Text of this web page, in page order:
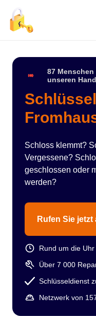
87
unseren
Schloss klemmt?
Vergessene?
geschlossen oder
werden?
Rufen Sie jetzt
Rund um die
Über 7 000
Schlüsseldienst
Netzwerk von